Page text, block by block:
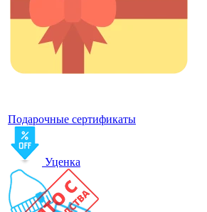
Подарочные сертификаты
Уценка